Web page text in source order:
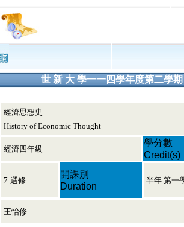
世 新 大 學一一四學年度第二學
經濟思想史
History of Economic Thought
經濟四年級
學分數
Credit(s)
7-選修
開課別
Duration
半年 第一
王怡修